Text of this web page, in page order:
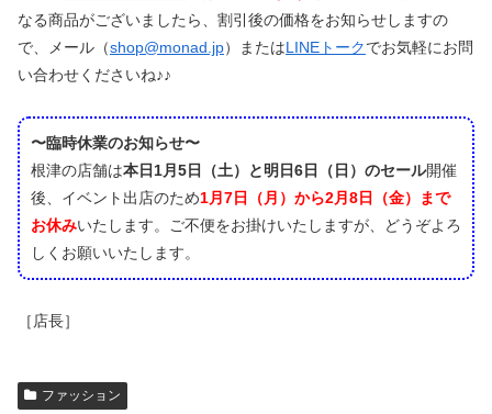
なる商品がございましたら、割引後の価格をお知らせしますの
で、メール（shop@monad.jp）またはLINEトークでお気軽にお問
い合わせくださいね♪♪
〜臨時休業のお知らせ〜
根津の店舗は本日1月5日（土）と明日6日（日）のセール開催
後、イベント出店のため1月7日（月）から2月8日（金）まで
お休みいたします。ご不便をお掛けいたしますが、どうぞよろ
しくお願いいたします。
［店長］
ファッション